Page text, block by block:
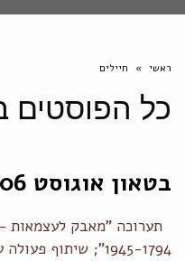
ראשי » חיילים
כל הפוסטים
בטאון אוגוסט 2006
תערוכה "מאבק לעצמאות –
1945-1794"; שיתוף פעולה עם מכללת אריאל; ראש השנה